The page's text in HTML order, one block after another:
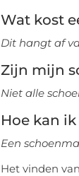
Wat kost
Dit hangt af
Zijn mijn
Niet alle
Hoe kan
Een
Het vinden